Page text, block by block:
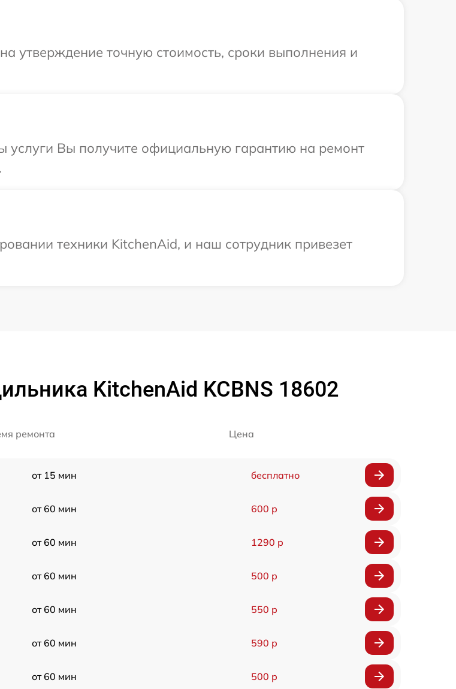
утверждение точную стоимость, сроки выполнения и
услуги Вы получите официальную гарантию на ремонт
техники KitchenAid, и наш сотрудник привезет
KitchenAid KCBNS 18602
ремонта Цена
от 15 мин бесплатно
от 60 мин 600 р
от 60 мин 1290 р
от 60 мин 500 р
от 60 мин 550 р
от 60 мин 590 р
от 60 мин 500 р